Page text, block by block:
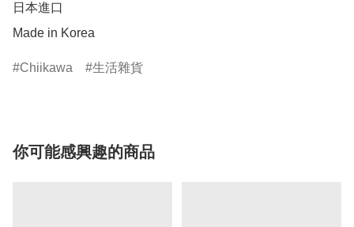
日本進口
Made in Korea
Chiikawa 生活雜貨
你可能感興趣的商品